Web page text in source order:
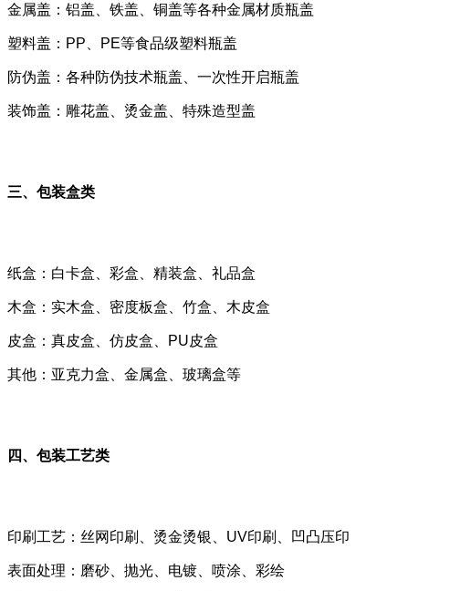
金属盖：铝盖、铁盖、铜盖等各种金属材质瓶盖
塑料盖：PP、PE等食品级塑料瓶盖
防伪盖：各种防伪技术瓶盖、一次性开启瓶盖
装饰盖：雕花盖、烫金盖、特殊造型盖
三、包装盒类
纸盒：白卡盒、彩盒、精装盒、礼品盒
木盒：实木盒、密度板盒、竹盒、木皮盒
皮盒：真皮盒、仿皮盒、PU皮盒
其他：亚克力盒、金属盒、玻璃盒等
四、包装工艺类
印刷工艺：丝网印刷、烫金烫银、UV印刷、凹凸压印
表面处理：磨砂、抛光、电镀、喷涂、彩绘